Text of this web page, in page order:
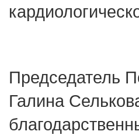
Председатель
Галина